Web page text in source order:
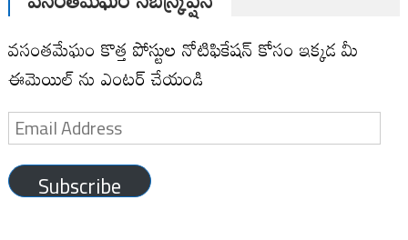
వసంతమేఘం కొత్త పోస్టుల నోటిఫికేషన్ కోసం ఇక్కడ మీ
ఈమెయిల్ ను ఎంటర్ చేయండి
Email
Address
Subscribe